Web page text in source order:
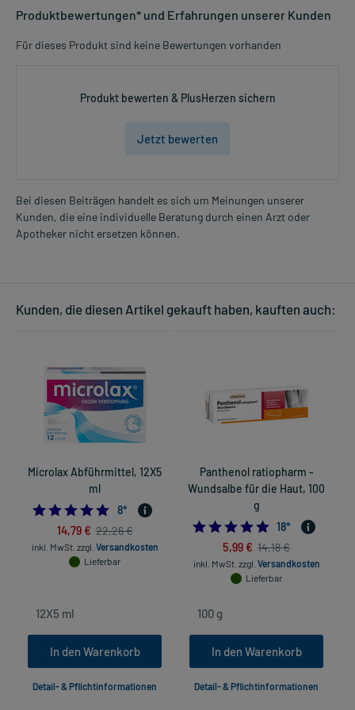
Produktbewertungen* und Erfahrungen unserer Kunden
Für dieses Produkt sind keine Bewertungen vorhanden
Produkt bewerten & PlusHerzen sichern
Jetzt bewerten
Bei diesen Beiträgen handelt es sich um Meinungen unserer
Kunden, die eine individuelle Beratung durch einen Arzt oder
Apotheker nicht ersetzen können.
Kunden, die diesen Artikel gekauft haben, kauften auch:
Microlax Abführmittel, 12X5
ml
5.0
8*
14,79 € 22,26 €
inkl. MwSt. zzgl. Versandkosten
Lieferbar
In den Warenkorb
Detail- & Pflichtinformationen
Panthenol ratiopharm -
Wundsalbe für die Haut, 100
g
18*
5,99 € 14,18 €
inkl. MwSt. zzgl. Versandkosten
Lieferbar
In den Warenkorb
Detail- & Pflichtinformationen